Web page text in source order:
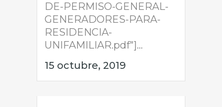
DE-PERMISO-GENERAL-
GENERADORES-PARA-
RESIDENCIA-
UNIFAMILIAR.pdf"]...
15 octubre, 2019